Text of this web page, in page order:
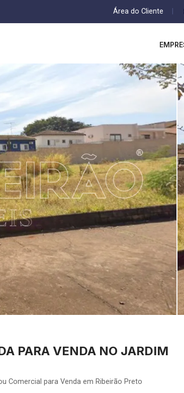
Área do Cliente
PARA VENDA NO JARDIM
Comercial para Venda em Ribeirão Preto